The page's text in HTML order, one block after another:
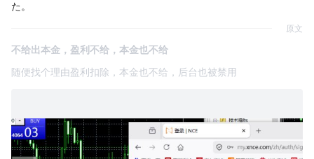
た。
原文
不给出本金，盈利不给，本金也不给
随便找个理由盈利扣除，本金也不给，后台也被禁用